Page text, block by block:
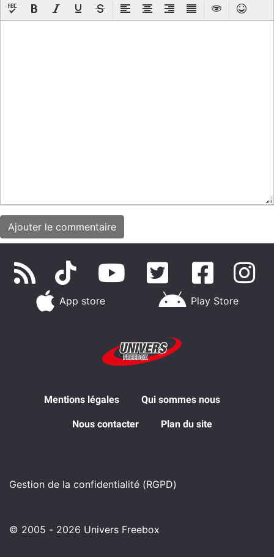
App store Play Store
Mentions légales Qui sommes nous
Nous contacter Plan du site
Gestion de la confidentialité (RGPD)
© 2005 - 2026 Univers Freebox